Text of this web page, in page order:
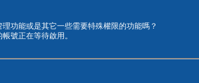
功能或是其它一些需要特殊權限的功能嗎？
號正在等待啟用。